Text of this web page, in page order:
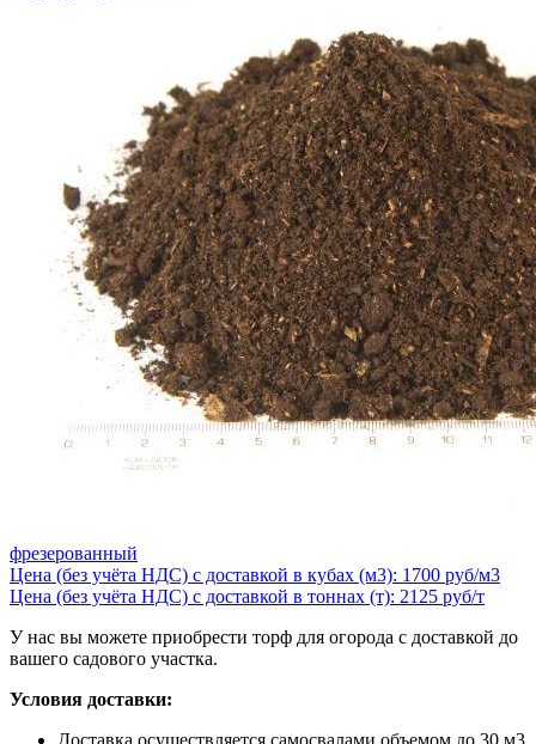
фрезерованный
Цена (без учёта НДС) с доставкой в кубах (м3): 1700 руб/м3
Цена (без учёта НДС) с доставкой в тоннах (т): 2125 руб/т
У нас вы можете приобрести торф для огорода с доставкой до
вашего садового участка.
Условия доставки:
Доставка осуществляется самосвалами объемом до 30 м3